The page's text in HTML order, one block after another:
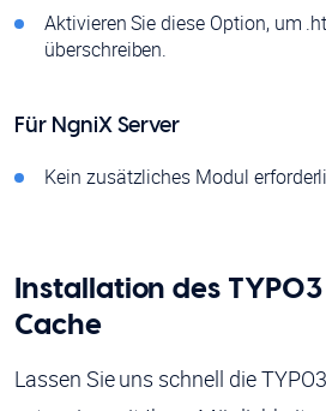
Aktivieren Sie diese Option, um
überschreiben.
Für NgniX Server
Kein zusätzliches Modul
Installation des
Cache
Lassen Sie uns schnell die